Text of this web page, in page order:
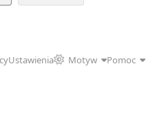
Ustawienia Motyw
Pomoc